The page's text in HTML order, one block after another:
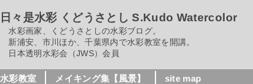
日々是水彩 くどうさとし S.Kudo Watercolor
水彩画家、くどうさとしの水彩ブログ。
新浦安、市川ほか、千葉県内で水彩教室を開講。
日本透明水彩会（JWS）会員
水彩教室 メイキング集【風景】 site map